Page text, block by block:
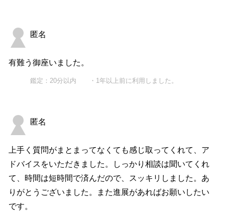
匿名
有難う御座いました。
鑑定：20分以内 ・1年以上前に利用しました。
匿名
上手く質問がまとまってなくても感じ取ってくれて、ア
ドバイスをいただきました。しっかり相談は聞いてくれ
て、時間は短時間で済んだので、スッキリしました。あ
りがとうございました。また進展があればお願いしたい
です。